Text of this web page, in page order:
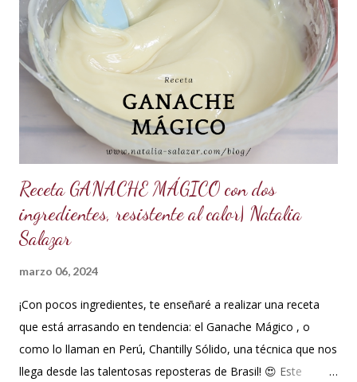
ml de goma Xantana (Xanthan gum) *1 cucharada de 15 ml
de manteca blanca hidrogenada tipo Crisco o 10 gramos *75
ml de agua o 5 cucharadas de 15 ml *Esencia de almendras
o al gusto *5 ml de VINAGRE BLANCO (opcional, funciona
como preservante) *1 cucharadita de Glicerina ( usar solo si
el clima es ...
Receta GANACHE MÁGICO con dos
ingredientes, resistente al calor| Natalia
Salazar
marzo 06, 2024
¡Con pocos ingredientes, te enseñaré a realizar una receta
que está arrasando en tendencia: el Ganache Mágico , o
como lo llaman en Perú, Chantilly Sólido, una técnica que nos
llega desde las talentosas reposteras de Brasil! 😍 Este